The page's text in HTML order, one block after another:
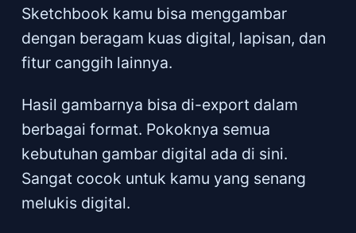
Sketchbook kamu bisa menggambar
dengan beragam kuas digital, lapisan, dan
fitur canggih lainnya.
Hasil gambarnya bisa di-export dalam
berbagai format. Pokoknya semua
kebutuhan gambar digital ada di sini.
Sangat cocok untuk kamu yang senang
melukis digital.